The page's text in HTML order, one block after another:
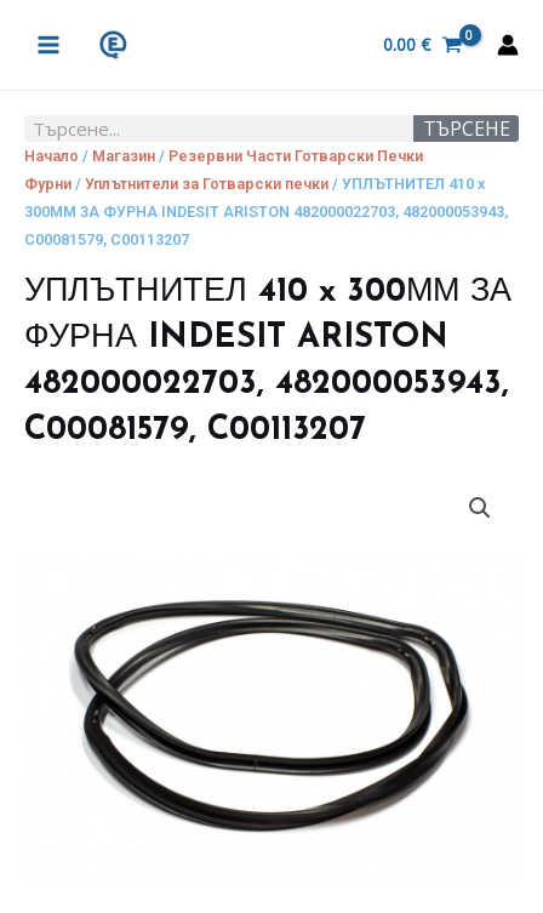
MENU
0.00 €
Search ТЪРСЕНЕ
Начало / Магазин / Резервни Части Готварски Печки
Фурни / Уплътнители за Готварски печки / УПЛЪТНИТЕЛ 410 x
300ММ ЗА ФУРНА INDESIT ARISTON 482000022703, 482000053943,
C00081579, C00113207
УПЛЪТНИТЕЛ 410 x 300ММ ЗА
ФУРНА INDESIT ARISTON
482000022703, 482000053943,
C00081579, C00113207